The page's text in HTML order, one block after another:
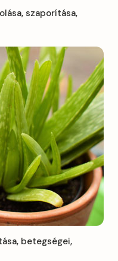
szaporítása,
betegségei,